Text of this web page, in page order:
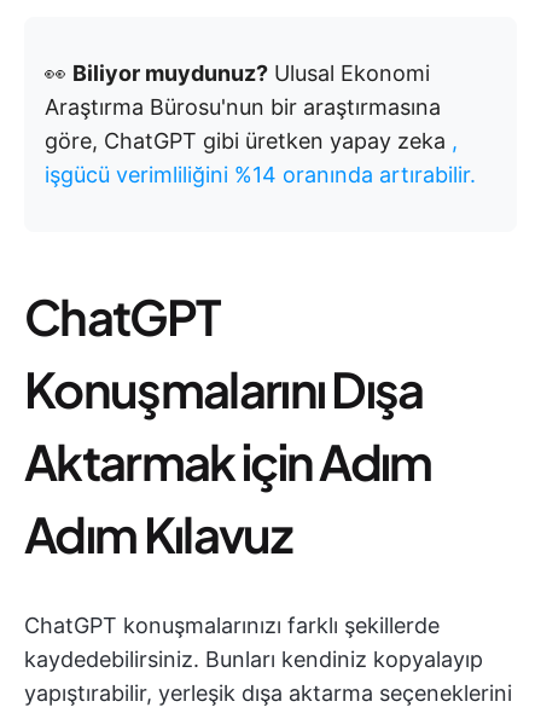
👀 Biliyor muydunuz? Ulusal Ekonomi
Araştırma Bürosu'nun bir araştırmasına
göre, ChatGPT gibi üretken yapay zeka ,
işgücü verimliliğini %14 oranında artırabilir.
ChatGPT
Konuşmalarını Dışa
Aktarmak için Adım
Adım Kılavuz
ChatGPT konuşmalarınızı farklı şekillerde
kaydedebilirsiniz. Bunları kendiniz kopyalayıp
yapıştırabilir, yerleşik dışa aktarma seçeneklerini